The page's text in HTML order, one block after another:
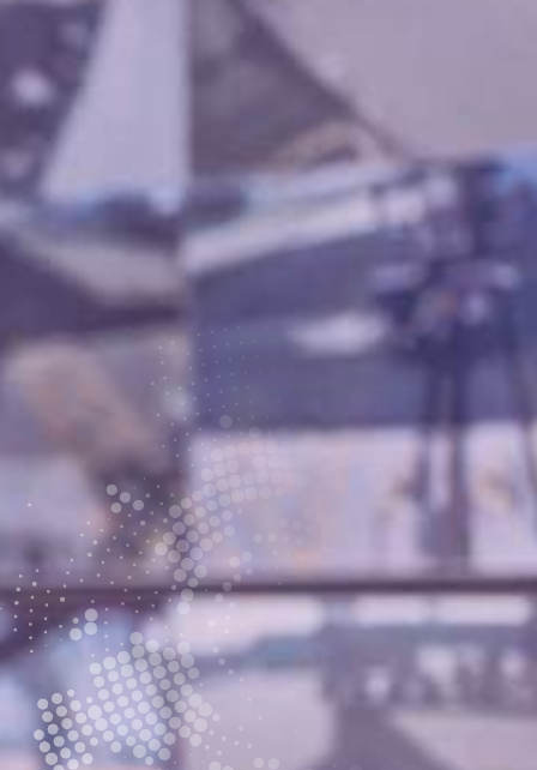
اللوجستية
أسياد إكسبريس
الخدمات العامة
أعمل معنا